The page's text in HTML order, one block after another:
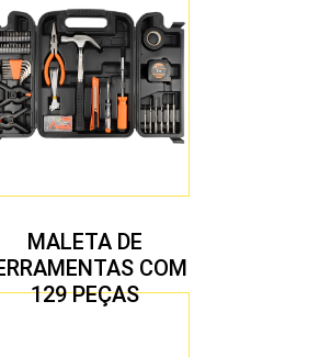
MALETA DE
COM
129 PEÇAS